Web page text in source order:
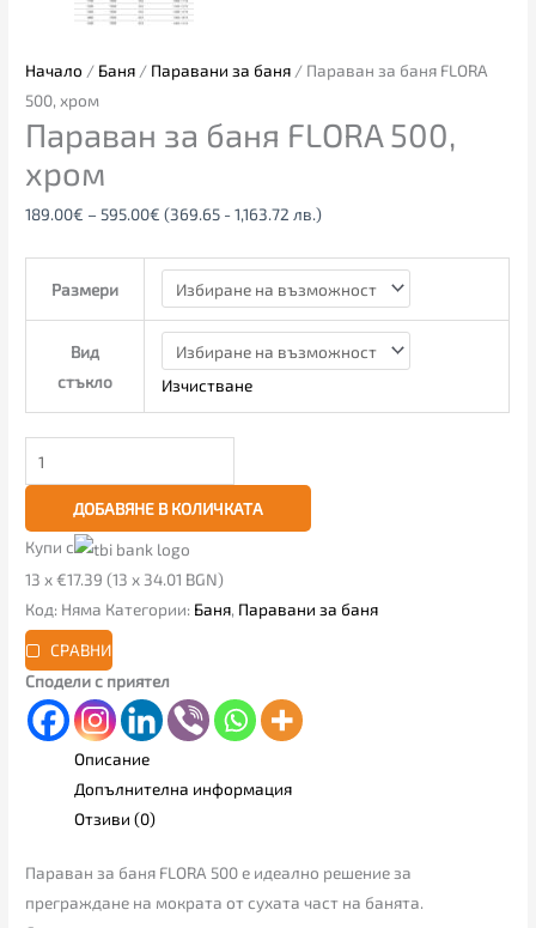
Начало / Баня / Паравани за баня / Параван за баня FLORA
500, хром
Параван за баня FLORA 500,
хром
189.00€ – 595.00€ (369.65 - 1,163.72 лв.)
Размери
Вид
стъкло
Изчистване
ДОБАВЯНЕ В КОЛИЧКАТА
Купи с
13 x €17.39 (13 x 34.01 BGN)
Код: Няма Категории: Баня, Паравани за баня
СРАВНИ
Сподели с приятел
Описание
Допълнителна информация
Отзиви (0)
Параван за баня FLORA 500 е идеално решение за
преграждане на мократа от сухата част на банята.